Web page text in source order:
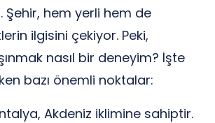
Şehir, hem yerli hem de
ilgisini çekiyor. Peki,
nasıl bir deneyim? İşte
bazı önemli noktalar:
Akdeniz iklimine sahiptir.